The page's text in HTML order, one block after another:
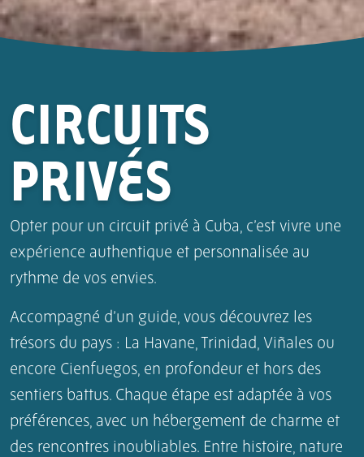
CIRCUITS
PRIVÉS
Opter pour un circuit privé à Cuba, c’est vivre une
expérience authentique et personnalisée au
rythme de vos envies.
Accompagné d’un guide, vous découvrez les
trésors du pays : La Havane, Trinidad, Viñales ou
encore Cienfuegos, en profondeur et hors des
sentiers battus. Chaque étape est adaptée à vos
préférences, avec un hébergement de charme et
des rencontres inoubliables. Entre histoire, nature